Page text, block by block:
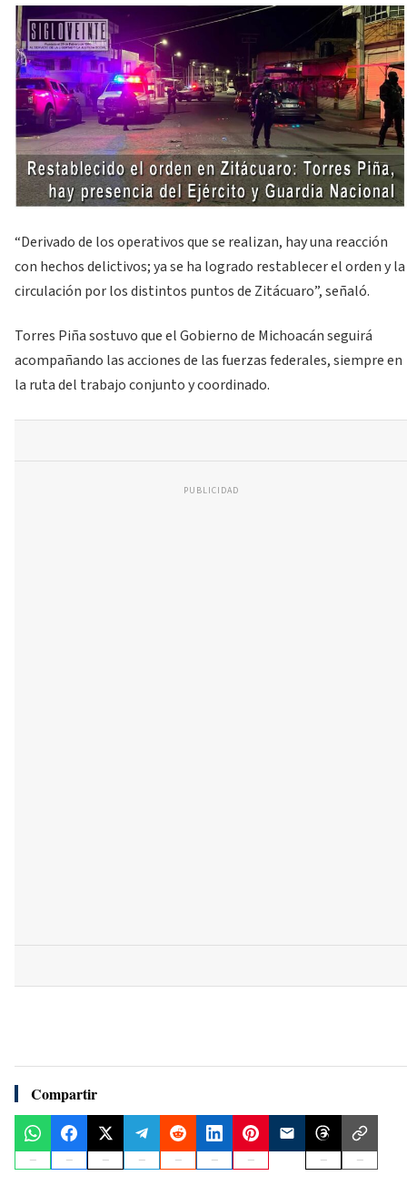
“Derivado de los operativos que se realizan, hay una reacción
con hechos delictivos; ya se ha logrado restablecer el orden y la
circulación por los distintos puntos de Zitácuaro”, señaló.
Torres Piña sostuvo que el Gobierno de Michoacán seguirá
acompañando las acciones de las fuerzas federales, siempre en
la ruta del trabajo conjunto y coordinado.
PUBLICIDAD
Compartir